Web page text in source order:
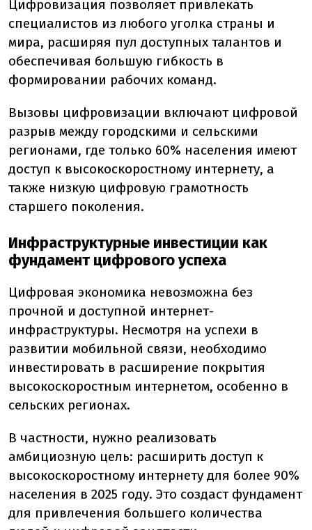
Цифровизация позволяет привлекать
специалистов из любого уголка страны и
мира, расширяя пул доступных талантов и
обеспечивая большую гибкость в
формировании рабочих команд.
Вызовы цифровизации включают цифровой
разрыв между городскими и сельскими
регионами, где только 60% населения имеют
доступ к высокоскоростному интернету, а
также низкую цифровую грамотность
старшего поколения.
Инфраструктурные инвестиции как
фундамент цифрового успеха
Цифровая экономика невозможна без
прочной и доступной интернет-
инфраструктуры. Несмотря на успехи в
развитии мобильной связи, необходимо
инвестировать в расширение покрытия
высокоскоростным интернетом, особенно в
сельских регионах.
В частности, нужно реализовать
амбициозную цель: расширить доступ к
высокоскоростному интернету для более 90%
населения в 2025 году. Это создаст фундамент
для привлечения большего количества